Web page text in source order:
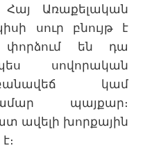
Հայ Առաքելական
սուր բնույթ է
փորձում են դա
սովորական
կամ
պայքար։
ավելի խորքային